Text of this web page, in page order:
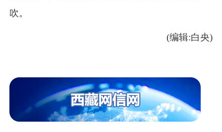
吹。
(编辑:白央)